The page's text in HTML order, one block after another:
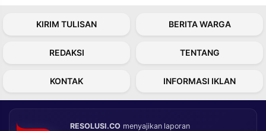
KIRIM TULISAN BERITA WARGA
REDAKSI TENTANG
KONTAK INFORMASI IKLAN
RESOLUSI.CO menyajikan laporan